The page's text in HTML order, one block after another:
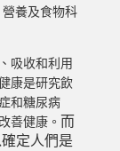
養及食物科
吸收和利用
康是研究飲
和糖尿病
善健康。 而
定人們是